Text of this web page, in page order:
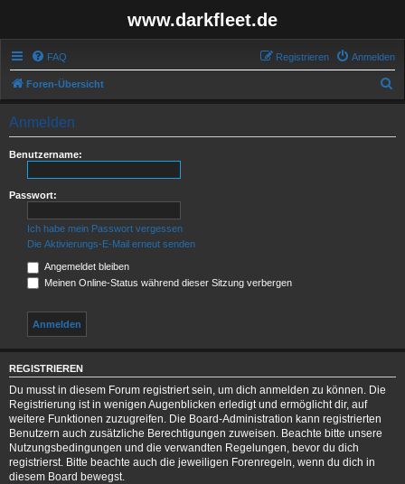
www.darkfleet.de
FAQ Anmelden
Registrieren
Foren-Übersicht
u
Anmelden
Benutzername:
Passwort:
Ich habe mein Passwort vergessen
Die Aktivierungs-E-Mail erneut senden
Angemeldet bleiben
Meinen Online-Status während dieser Sitzung verbergen
REGISTRIEREN
Du musst in diesem Forum registriert sein, um dich anmelden zu können. Die
Registrierung ist in wenigen Augenblicken erledigt und ermöglicht dir, auf
weitere Funktionen zuzugreifen. Die Board-Administration kann registrierten
Benutzern auch zusätzliche Berechtigungen zuweisen. Beachte bitte unsere
Nutzungsbedingungen und die verwandten Regelungen, bevor du dich
registrierst. Bitte beachte auch die jeweiligen Forenregeln, wenn du dich in
diesem Board bewegst.